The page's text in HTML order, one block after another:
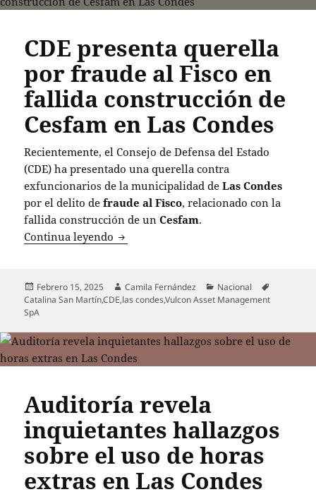
CDE presenta querella
por fraude al Fisco en
fallida construcción de
Cesfam en Las Condes
Recientemente, el Consejo de Defensa del Estado
(CDE) ha presentado una querella contra
exfuncionarios de la municipalidad deLas Condes
por el delito defraude al Fisco, relacionado con la
fallida construcción de unCesfam.
Continua leyendo CDE presenta querella por fraude al
Publicado
el
Febrero 15, 2025 Autor
Camila Fernández Categorías
Nacional
Catalina San Martín,CDE,las condes,Vulcon Asset Management
SpA
Auditoría revela
inquietantes hallazgos
sobre el uso de horas
extras en Las Condes